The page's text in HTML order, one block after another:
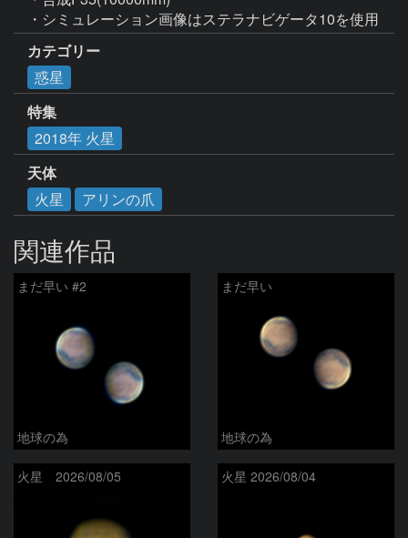
・シミュレーション画像はステラナビゲータ10を使用
カテゴリー
惑星
特集
2018年 火星
天体
火星
アリンの爪
関連作品
まだ早い #2
地球の為
まだ早い
地球の為
火星 2026/08/05 火星 2026/08/04